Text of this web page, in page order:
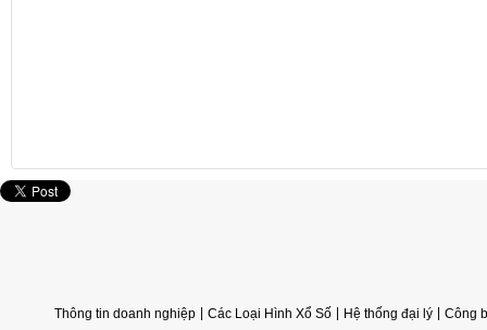
Thông tin doanh nghiệp Các Loại Hình Xổ Số Hệ thống đại lý
Công